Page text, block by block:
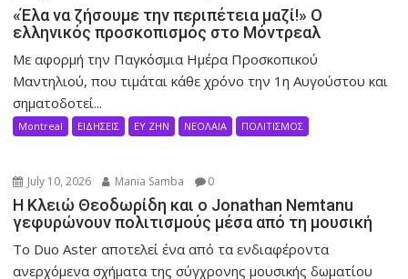
«Έλα να ζήσουμε την περιπέτεια μαζί!» Ο
ελληνικός προσκοπισμός στο Μόντρεαλ
Με αφορμή την Παγκόσμια Ημέρα Προσκοπικού
Μαντηλιού, που τιμάται κάθε χρόνο την 1η Αυγούστου και
σηματοδοτεί...
Montreal ΕΙΔΗΣΕΙΣ ΕΥ ΖΗΝ ΝΕΟΛΑΙΑ ΠΟΛΙΤΙΣΜΟΣ
July 10, 2026 Mania Samba 0
Η Κλειώ Θεοδωρίδη και ο Jonathan Nemtanu
γεφυρώνουν πολιτισμούς μέσα από τη μουσική
Το Duo Aster αποτελεί ένα από τα ενδιαφέροντα
ανερχόμενα σχήματα της σύγχρονης μουσικής δωματίου